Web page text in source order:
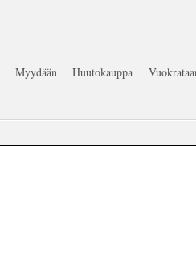
Myydään Huutokauppa